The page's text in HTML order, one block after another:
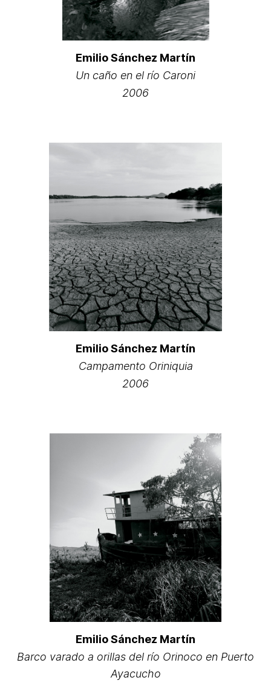
Emilio Sánchez Martín
Un caño en el río Caroni
2006
Emilio Sánchez Martín
Campamento Oriniquia
2006
Emilio Sánchez Martín
Barco varado a orillas del río Orinoco en Puerto
Ayacucho